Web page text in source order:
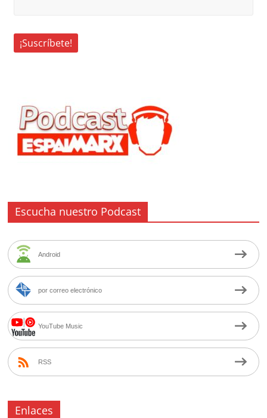
Escucha nuestro Podcast
Android
por correo electrónico
YouTube Music
RSS
Enlaces